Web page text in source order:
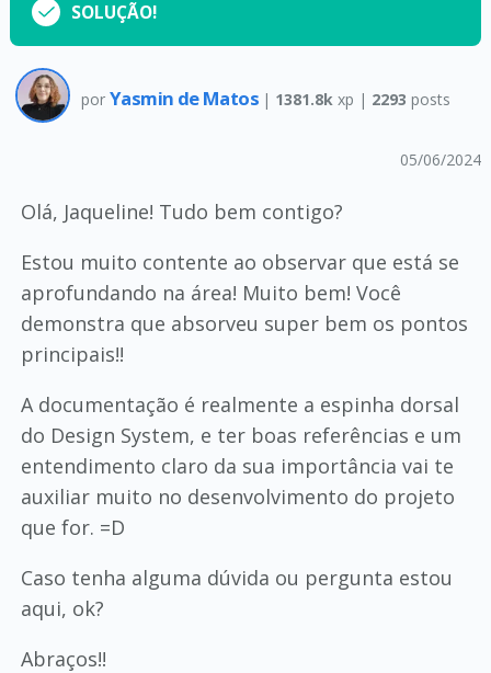
SOLUÇÃO!
por Yasmin de Matos | 1381.8k xp | 2293 posts
05/06/2024
Olá, Jaqueline! Tudo bem contigo?
Estou muito contente ao observar que está se
aprofundando na área! Muito bem! Você
demonstra que absorveu super bem os pontos
principais!!
A documentação é realmente a espinha dorsal
do Design System, e ter boas referências e um
entendimento claro da sua importância vai te
auxiliar muito no desenvolvimento do projeto
que for. =D
Caso tenha alguma dúvida ou pergunta estou
aqui, ok?
Abraços!!